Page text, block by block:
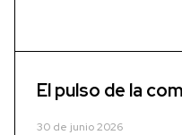
El pulso de la
30 de junio 2026